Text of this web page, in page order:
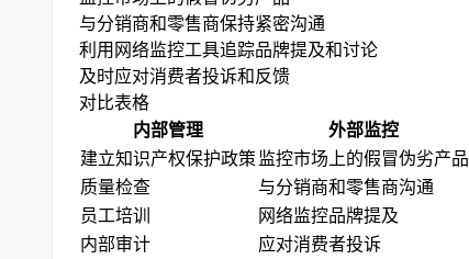
与分销商和零售商保持紧密沟通
利用网络监控工具追踪品牌提及和讨论
及时应对消费者投诉和反馈
对比表格
内部管理
外部监控
建立知识产权保护政策 监控市场上的假冒伪劣产品
质量检查
与分销商和零售商沟通
员工培训
网络监控品牌提及
内部审计
应对消费者投诉